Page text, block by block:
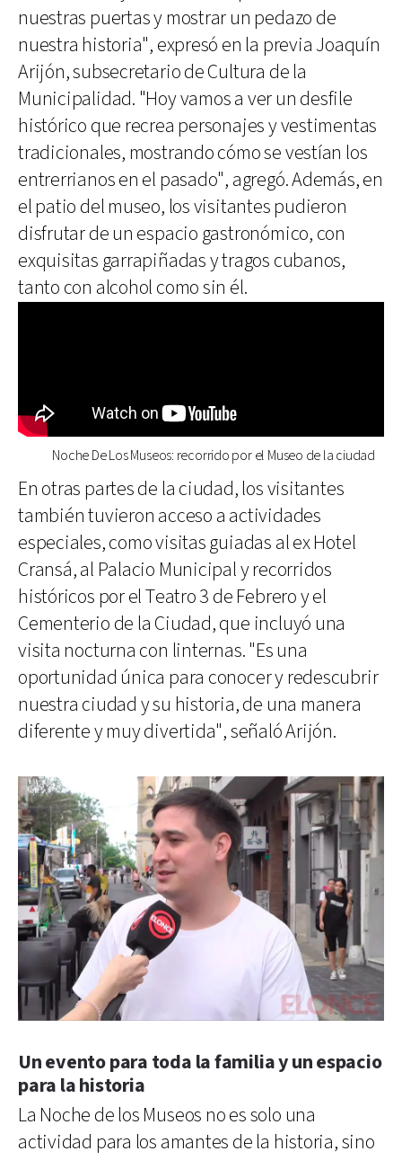
nuestras puertas y mostrar un pedazo de
nuestra historia", expresó en la previa Joaquín
Arijón, subsecretario de Cultura de la
Municipalidad. "Hoy vamos a ver un desfile
histórico que recrea personajes y vestimentas
tradicionales, mostrando cómo se vestían los
entrerrianos en el pasado", agregó. Además, en
el patio del museo, los visitantes pudieron
disfrutar de un espacio gastronómico, con
exquisitas garrapiñadas y tragos cubanos,
tanto con alcohol como sin él.
Noche De Los Museos: recorrido por el Museo de la ciudad
En otras partes de la ciudad, los visitantes
también tuvieron acceso a actividades
especiales, como visitas guiadas al ex Hotel
Cransá, al Palacio Municipal y recorridos
históricos por el Teatro 3 de Febrero y el
Cementerio de la Ciudad, que incluyó una
visita nocturna con linternas. "Es una
oportunidad única para conocer y redescubrir
nuestra ciudad y su historia, de una manera
diferente y muy divertida", señaló Arijón.
Un evento para toda la familia y un espacio
para la historia
La Noche de los Museos no es solo una
actividad para los amantes de la historia, sino